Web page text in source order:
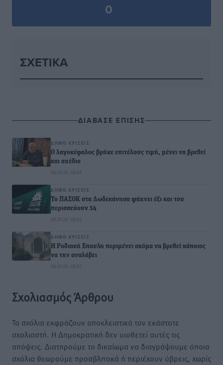
0
ΣΧΕΤΙΚΆ
ΔΙΑΒΑΣΕ ΕΠΙΣΗΣ
ΔΗΜΟ-ΚΡΊΣΕΙΣ
Ο λαγοκέφαλος βρήκε επιτέλους τιμή, μένει να βρεθεί
και σχέδιο
09.08.26 · 08:04
ΔΗΜΟ-ΚΡΊΣΕΙΣ
Το ΠΑΣΟΚ στα Δωδεκάνησα ψάχνει έξι και του
περισσεύουν 14
09.08.26 · 08:03
ΔΗΜΟ-ΚΡΊΣΕΙΣ
Η Ροδιακή Επαυλη περιμένει ακόμα να βρεθεί κάποιος
να την αναλάβει
09.08.26 · 08:02
Σχολιασμός Άρθρου
Τα σχόλια εκφράζουν αποκλειστικά τον εκάστοτε
σχολιαστή. Η Δημοκρατική δεν υιοθετεί αυτές τις
απόψεις. Διατηρούμε το δικαίωμα να διαγράψουμε όποια
σχόλια θεωρούμε προσβλητικά ή περιέχουν ύβρεις, χωρίς